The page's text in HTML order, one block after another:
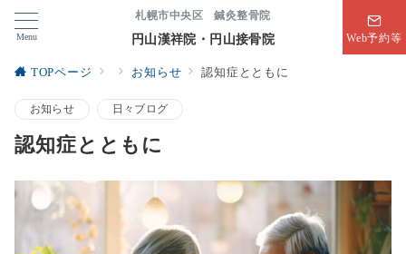
Menu
札幌市中央区 鍼灸整骨院
円山漢祥院・円山接骨院 Web予約等
TOPページ お知らせ 認知症とともに
お知らせ 日々ブログ
認知症とともに